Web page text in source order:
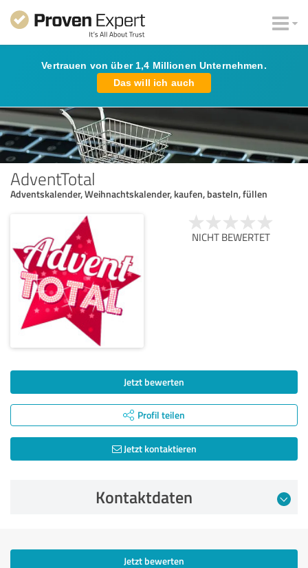
Vertrauen von über 1,4 Millionen Unternehmen.
Das will ich auch
AdventTotal
Adventskalender, Weihnachtskalender, kaufen, basteln, füllen
NICHT BEWERTET
Jetzt bewerten
Profil teilen
Jetzt kontaktieren
Kontaktdaten
Jetzt bewerten